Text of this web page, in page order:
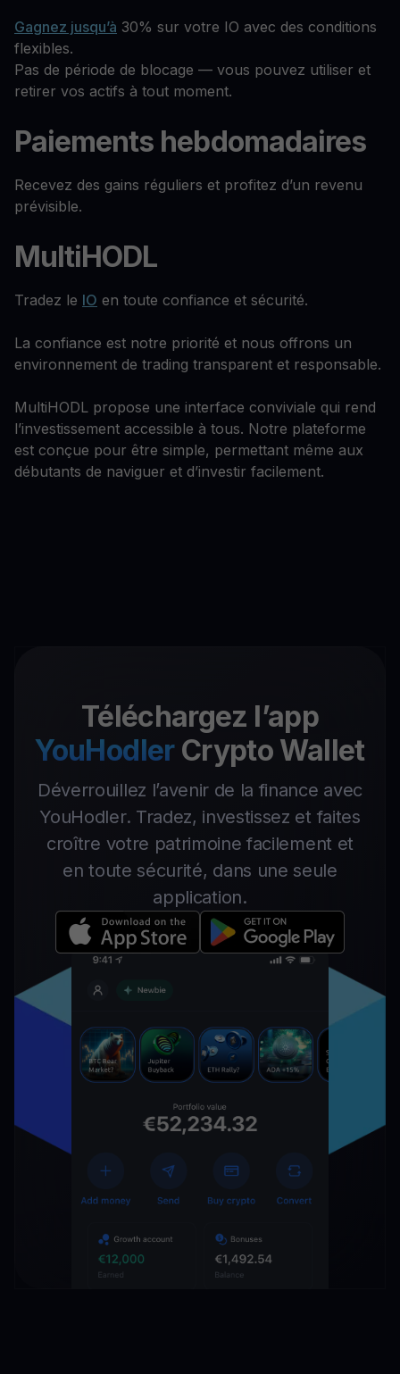
Gagnez jusqu’à 30% sur votre IO avec des conditions
flexibles.
Pas de période de blocage — vous pouvez utiliser et
retirer vos actifs à tout moment.
Paiements hebdomadaires
Recevez des gains réguliers et profitez d’un revenu
prévisible.
MultiHODL
Tradez le IO en toute confiance et sécurité.
La confiance est notre priorité et nous offrons un
environnement de trading transparent et responsable.
MultiHODL propose une interface conviviale qui rend
l’investissement accessible à tous. Notre plateforme
est conçue pour être simple, permettant même aux
débutants de naviguer et d’investir facilement.
Téléchargez l’app
YouHodler Crypto Wallet
Déverrouillez l’avenir de la finance avec
YouHodler. Tradez, investissez et faites
croître votre patrimoine facilement et
en toute sécurité, dans une seule
application.